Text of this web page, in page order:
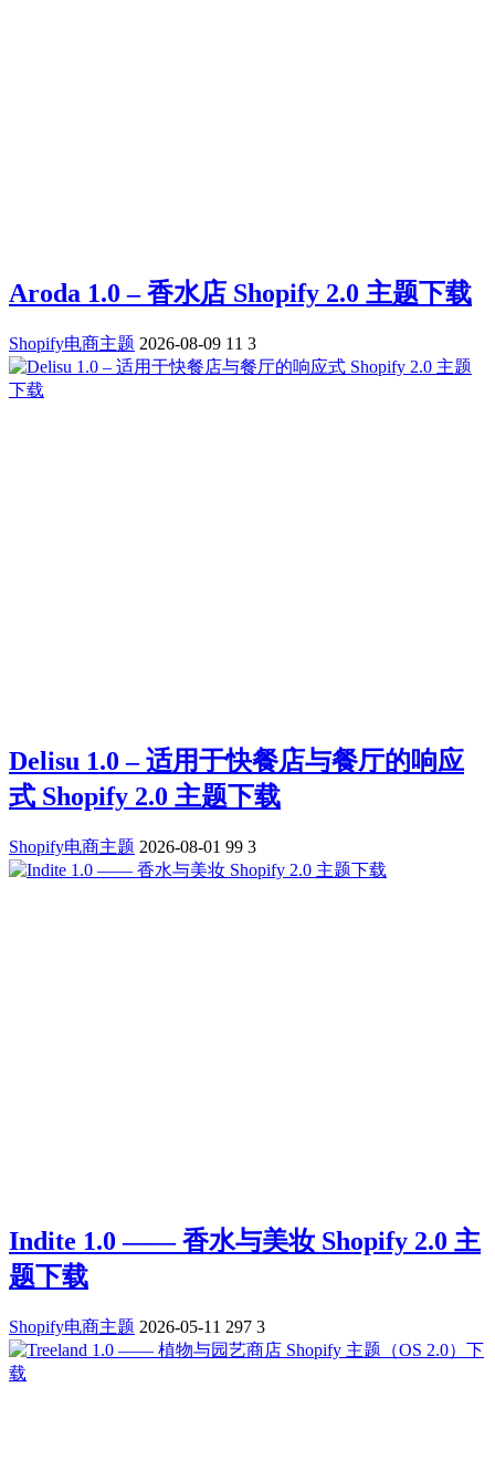
Aroda 1.0 – 香水店 Shopify 2.0 主题下载
Shopify电商主题 2026-08-09 11 3
Delisu 1.0 – 适用于快餐店与餐厅的响应
式 Shopify 2.0 主题下载
Shopify电商主题 2026-08-01 99 3
Indite 1.0 —— 香水与美妆 Shopify 2.0 主
题下载
Shopify电商主题 2026-05-11 297 3